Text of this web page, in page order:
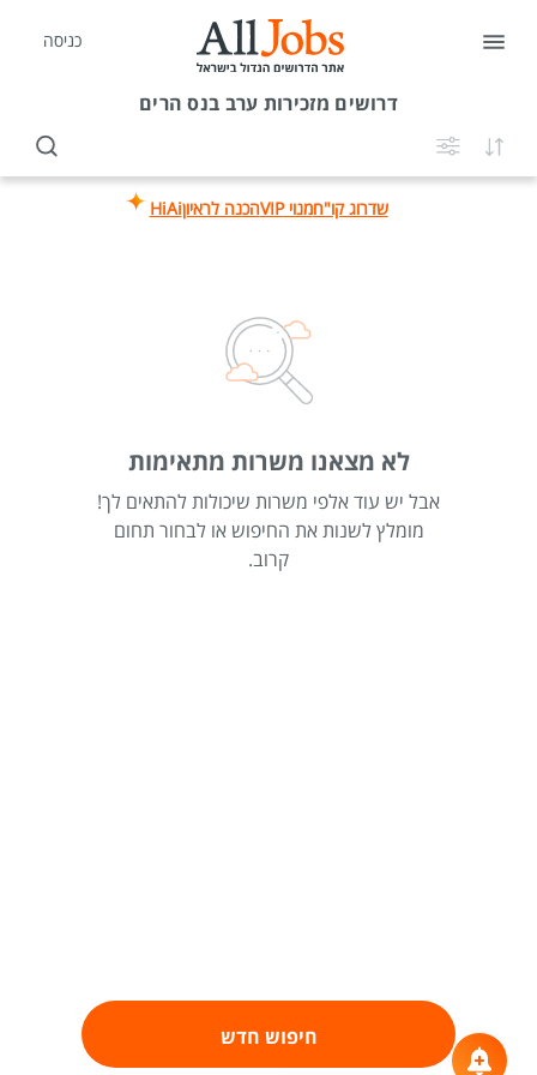
כניסה
דרושים מזכירות ערב בנס הרים
שדרוג קו"חמנוי VIP הכנה לראיוןHiAi
לא מצאנו משרות מתאימות
אבל יש עוד אלפי משרות שיכולות להתאים לך!
מומלץ לשנות את החיפוש או לבחור תחום
קרוב.
חיפוש חדש